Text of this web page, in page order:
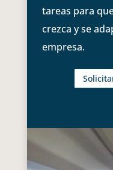
tareas para
crezca y se
empresa.